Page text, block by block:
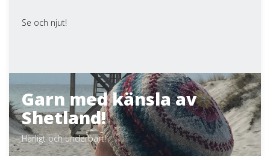
Se och njut!
Garn med känsla av
Shetland!
Härligt och underbart!